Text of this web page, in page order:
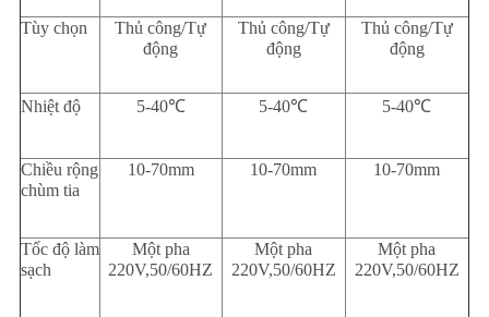
Tùy chọn
Thủ công/Tự
động
Thủ công/Tự
động
Thủ công/Tự
động
Nhiệt độ 5-40℃ 5-40℃ 5-40℃
Chiều rộng
chùm tia
10-70mm 10-70mm 10-70mm
Tốc độ làm
sạch
Một pha
220V,50/60HZ
Một pha
220V,50/60HZ
Một pha
220V,50/60HZ